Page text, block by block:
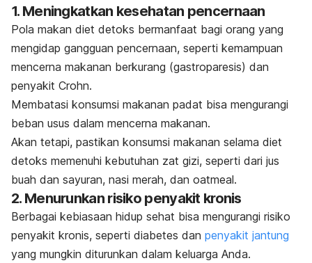
1. Meningkatkan kesehatan pencernaan
Pola makan diet detoks bermanfaat bagi orang yang
mengidap gangguan pencernaan, seperti kemampuan
mencerna makanan berkurang (gastroparesis) dan
penyakit Crohn.
Membatasi konsumsi makanan padat bisa mengurangi
beban usus dalam mencerna makanan.
Akan tetapi, pastikan konsumsi makanan selama diet
detoks memenuhi kebutuhan zat gizi, seperti dari jus
buah dan sayuran, nasi merah, dan oatmeal.
2. Menurunkan risiko penyakit kronis
Berbagai kebiasaan hidup sehat bisa mengurangi risiko
penyakit kronis, seperti diabetes dan penyakit jantung
yang mungkin diturunkan dalam keluarga Anda.